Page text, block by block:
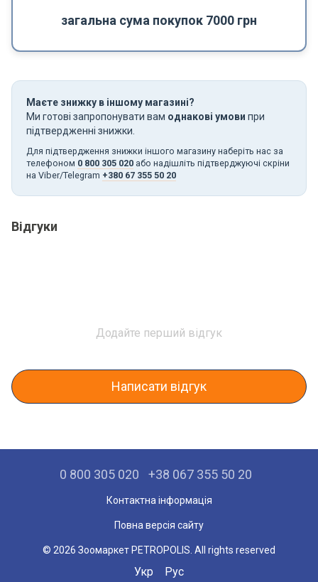
загальна сума покупок 7000 грн
Маєте знижку в іншому магазині?
Ми готові запропонувати вам однакові умови при
підтвердженні знижки.
Для підтвердження знижки іншого магазину наберіть нас за
телефоном 0 800 305 020 або надішліть підтверджуючі скріни
на Viber/Telegram +380 67 355 50 20
Відгуки
Додайте перший відгук
Написати відгук
0 800 305 020 +38 067 355 50 20
Контактна інформація
Повна версія сайту
© 2026 Зоомаркет PETROPOLIS. All rights reserved
Укр Рус